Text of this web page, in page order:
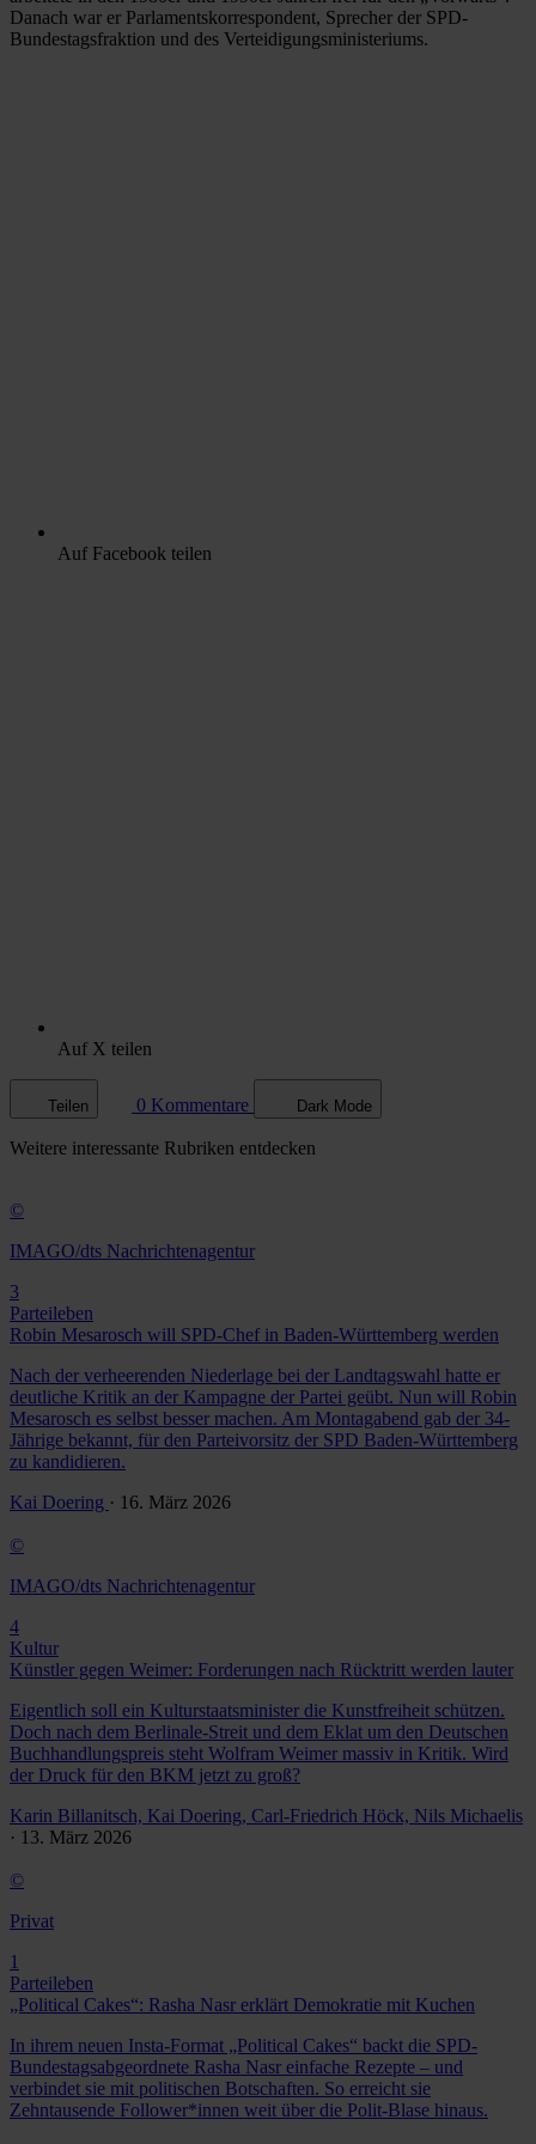
Danach war er Parlamentskorrespondent, Sprecher der SPD-
Bundestagsfraktion und des Verteidigungs­ministeriums.
Auf Facebook teilen
Auf X teilen
Teilen 0 Kommentare Dark Mode
Weitere interessante Rubriken entdecken
©
IMAGO/dts Nachrichtenagentur
3
Parteileben
Robin Mesarosch will SPD-Chef in Baden-Württemberg werden
Nach der verheerenden Niederlage bei der Landtagswahl hatte er
deutliche Kritik an der Kampagne der Partei geübt. Nun will Robin
Mesarosch es selbst besser machen. Am Montagabend gab der 34-
Jährige bekannt, für den Parteivorsitz der SPD Baden-Württemberg
zu kandidieren.
Kai Doering · 16. März 2026
©
IMAGO/dts Nachrichtenagentur
4
Kultur
Künstler gegen Weimer: Forderungen nach Rücktritt werden lauter
Eigentlich soll ein Kulturstaatsminister die Kunstfreiheit schützen.
Doch nach dem Berlinale-Streit und dem Eklat um den Deutschen
Buchhandlungspreis steht Wolfram Weimer massiv in Kritik. Wird
der Druck für den BKM jetzt zu groß?
Karin Billanitsch, Kai Doering, Carl-Friedrich Höck, Nils Michaelis
· 13. März 2026
©
Privat
1
Parteileben
„Political Cakes“: Rasha Nasr erklärt Demokratie mit Kuchen
In ihrem neuen Insta-Format „Political Cakes“ backt die SPD-
Bundestagsabgeordnete Rasha Nasr einfache Rezepte – und
verbindet sie mit politischen Botschaften. So erreicht sie
Zehntausende Follower*innen weit über die Polit-Blase hinaus.